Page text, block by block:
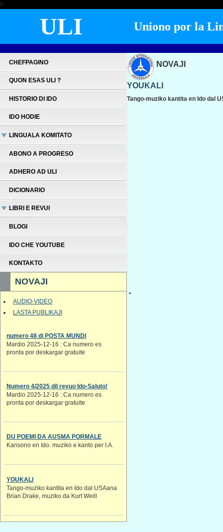
//
ULI Uniono por la
CHEFPAGINO
QUON ESAS ULI ?
HISTORIO DI IDO
IDO HODIE
LINGUALA KOMITATO
ABONO A PROGRESO
ADHERO AD ULI
DICIONARIO
LIBRI E REVUI
BLOGI
IDO CHE YOUTUBE
KONTAKTO
NOVAJI
AUDIO-VIDEO
LASTA PUBLIKAJI
numero 48 di POSTA MUNDI
Mardio 2025-12-16 : Ca numero es
pronta por deskargar gratuite
Numero 4/2025 dil revuo Ido-Saluto!
Mardio 2025-12-16 : Ca numero es
pronta por deskargar gratuite
DU POEMI DA AUSMA PORMALE
Kansono en Ido. muziko e kanto per I.A.
YOUKALI
Tango-muziko kantita en Ido dal USAana
Brian Drake, muziko da Kurt Weill
NOVAJI
YOUKALI
Tango-muziko kantita en Ido dal
.